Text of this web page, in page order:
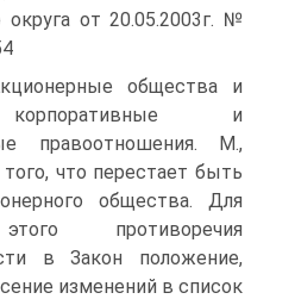
округа от 20.05.2003г. №
общества и
и
правоотношения. М.,
что перестает быть
общества. Для
противоречия
в Закон положение,
изменений в список